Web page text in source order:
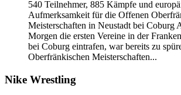
540 Teilnehmer, 885 Kämpfe und
Aufmerksamkeit für die Offenen
Meisterschaften in Neustadt bei Coburg
Morgen die ersten Vereine in der
bei Coburg eintrafen, war bereits zu
Oberfränkischen Meisterschaften...
Nike Wrestling